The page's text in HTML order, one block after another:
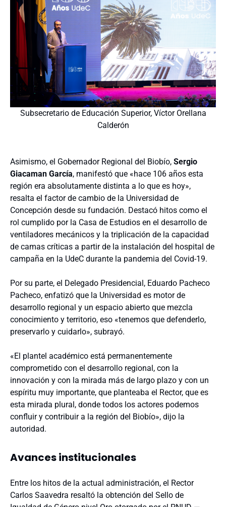
Subsecretario de Educación Superior, Víctor Orellana
Calderón
Asimismo, el Gobernador Regional del Biobío, Sergio
Giacaman García, manifestó que «hace 106 años esta
región era absolutamente distinta a lo que es hoy»,
resalta el factor de cambio de la Universidad de
Concepción desde su fundación. Destacó hitos como el
rol cumplido por la Casa de Estudios en el desarrollo de
ventiladores mecánicos y la triplicación de la capacidad
de camas críticas a partir de la instalación del hospital de
campaña en la UdeC durante la pandemia del Covid-19.
Por su parte, el Delegado Presidencial, Eduardo Pacheco
Pacheco, enfatizó que la Universidad es motor de
desarrollo regional y un espacio abierto que mezcla
conocimiento y territorio, eso «tenemos que defenderlo,
preservarlo y cuidarlo», subrayó.
«El plantel académico está permanentemente
comprometido con el desarrollo regional, con la
innovación y con la mirada más de largo plazo y con un
espíritu muy importante, que planteaba el Rector, que es
esta mirada plural, donde todos los actores podemos
confluir y contribuir a la región del Biobío», dijo la
autoridad.
Avances institucionales
Entre los hitos de la actual administración, el Rector
Carlos Saavedra resaltó la obtención del Sello de